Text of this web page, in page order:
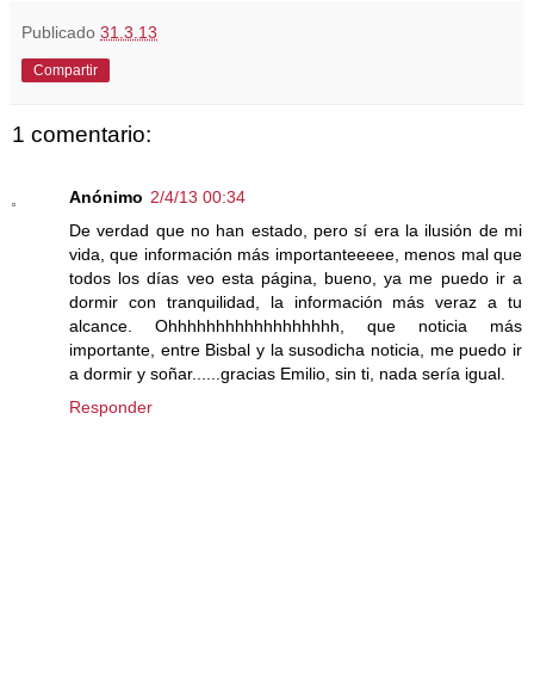
Publicado 31.3.13
Compartir
1 comentario:
Anónimo 2/4/13 00:34
De verdad que no han estado, pero sí era la ilusión de mi
vida, que información más importanteeeee, menos mal que
todos los días veo esta página, bueno, ya me puedo ir a
dormir con tranquilidad, la información más veraz a tu
alcance. Ohhhhhhhhhhhhhhhhhh, que noticia más
importante, entre Bisbal y la susodicha noticia, me puedo ir
a dormir y soñar......gracias Emilio, sin ti, nada sería igual.
Responder